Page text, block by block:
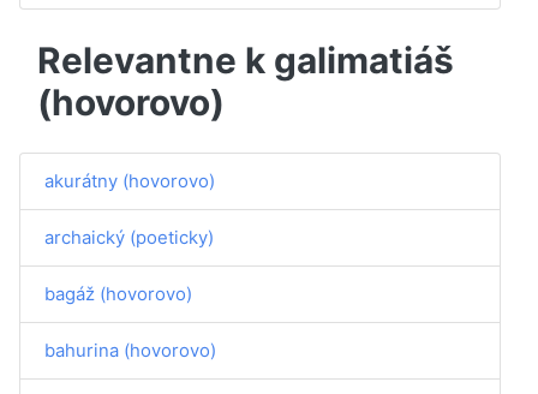
Relevantne k galimatiáš
(hovorovo)
akurátny (hovorovo)
archaický (poeticky)
bagáž (hovorovo)
bahurina (hovorovo)